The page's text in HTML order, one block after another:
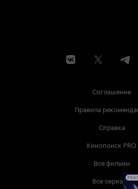
Соглашение
Правила
Справка
Кинопоиск PRO
Все фильмы
Все сериалы